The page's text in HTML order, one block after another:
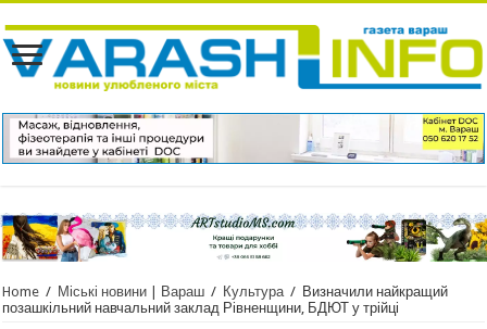
Home / Міські новини | Вараш / Культура / Визначили найкращий
позашкільний навчальний заклад Рівненщини, БДЮТ у трійці